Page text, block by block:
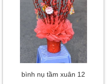
bình nụ tầm xuân 12